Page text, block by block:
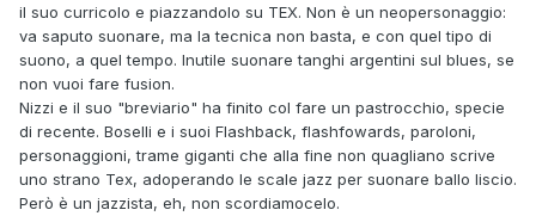
il suo curricolo e piazzandolo su TEX. Non è un neopersonaggio:
va saputo suonare, ma la tecnica non basta, e con quel tipo di
suono, a quel tempo. Inutile suonare tanghi argentini sul blues, se
non vuoi fare fusion.
Nizzi e il suo "breviario" ha finito col fare un pastrocchio, specie
di recente. Boselli e i suoi Flashback, flashfowards, paroloni,
personaggioni, trame giganti che alla fine non quagliano scrive
uno strano Tex, adoperando le scale jazz per suonare ballo liscio.
Però è un jazzista, eh, non scordiamocelo.